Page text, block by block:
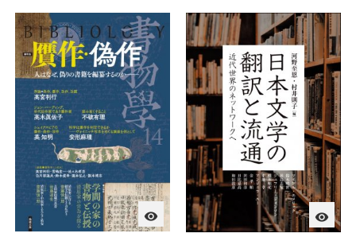
visibility visibility